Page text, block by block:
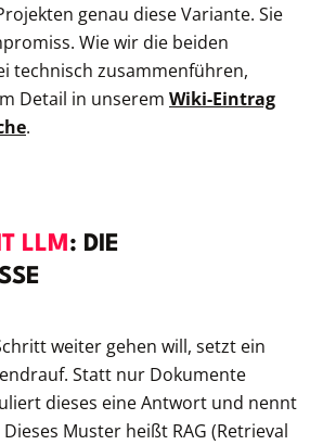
genau diese Variante. Sie
Wie wir die beiden
technisch zusammenführen,
Detail in unserem Wiki-Eintrag
.
LLM : DIE
weiter gehen will, setzt ein
Statt nur Dokumente
dieses eine Antwort und nennt
Muster heißt RAG (Retrieval